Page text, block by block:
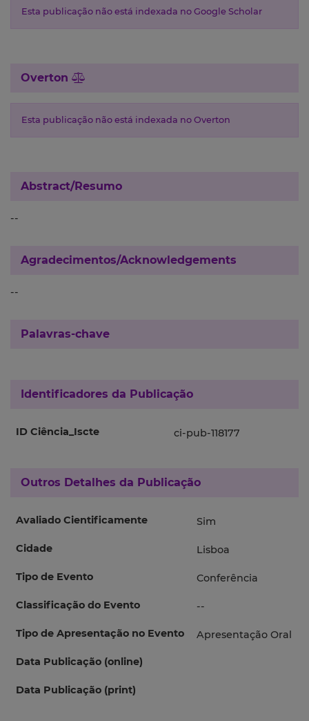
Esta publicação não está indexada no Google Scholar
Overton
Esta publicação não está indexada no Overton
Abstract/Resumo
--
Agradecimentos/Acknowledgements
--
Palavras-chave
Identificadores da Publicação
ID Ciência_Iscte ci-pub-118177
Outros Detalhes da Publicação
Avaliado Cientificamente Sim
Cidade Lisboa
Tipo de Evento Conferência
Classificação do Evento --
Tipo de Apresentação no Evento Apresentação Oral
Data Publicação (online)
Data Publicação (print)